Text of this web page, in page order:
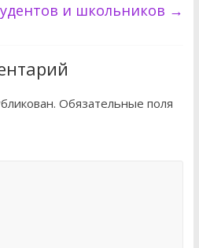
и школьников →
Обязательные поля